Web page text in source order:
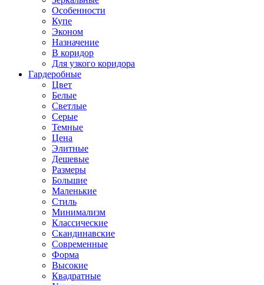
Особенности
Купе
Эконом
Назначение
В коридор
Для узкого коридора
Гардеробные
Цвет
Белые
Светлые
Серые
Темные
Цена
Элитные
Дешевые
Размеры
Большие
Маленькие
Стиль
Минимализм
Классические
Скандинавские
Современные
Форма
Высокие
Квадратные